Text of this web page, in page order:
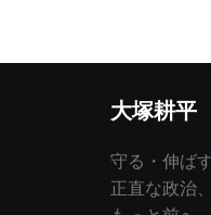
大塚耕平
守る・伸ば
正直な政治